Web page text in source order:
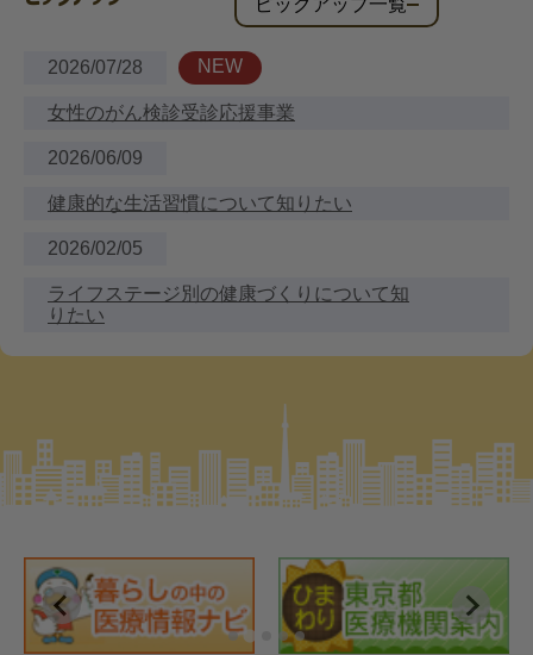
ピックアップ一覧
2026/07/28 NEW
女性のがん検診受診応援事業
2026/06/09
健康的な生活習慣について知りたい
2026/02/05
ライフステージ別の健康づくりについて知
りたい